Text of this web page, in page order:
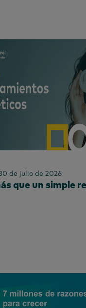
de julio de 2026
que un simple